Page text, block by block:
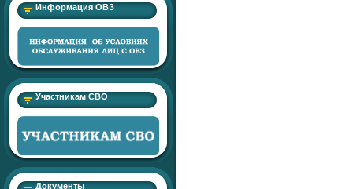
Информация ОВЗ
Участникам СВО
Документы